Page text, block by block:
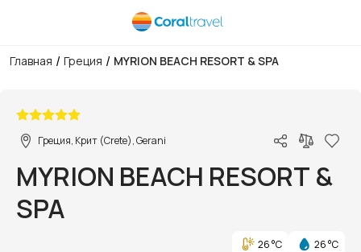
Главная / Греция / MYRION BEACH RESORT & SPA
Греция, Крит (Crete), Gerani
MYRION BEACH RESORT &
SPA
26 °C
26 °C